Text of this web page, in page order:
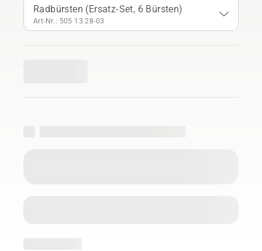
Radbürsten (Ersatz-Set, 6 Bürsten)
Art-Nr.: 505 13 28‑03